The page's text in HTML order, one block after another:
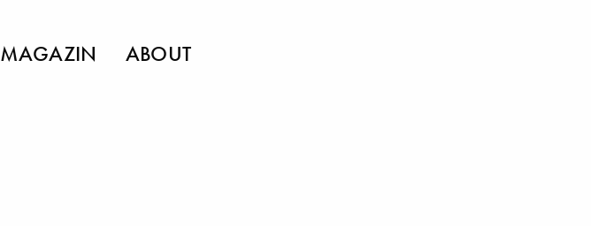
MAGAZIN ABOUT